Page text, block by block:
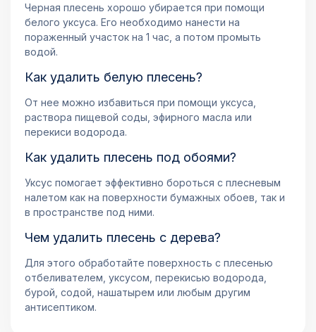
Черная плесень хорошо убирается при помощи
белого уксуса. Его необходимо нанести на
пораженный участок на 1 час, а потом промыть
водой.
Как удалить белую плесень?
От нее можно избавиться при помощи уксуса,
раствора пищевой соды, эфирного масла или
перекиси водорода.
Как удалить плесень под обоями?
Уксус помогает эффективно бороться с плесневым
налетом как на поверхности бумажных обоев, так и
в пространстве под ними.
Чем удалить плесень с дерева?
Для этого обработайте поверхность с плесенью
отбеливателем, уксусом, перекисью водорода,
бурой, содой, нашатырем или любым другим
антисептиком.